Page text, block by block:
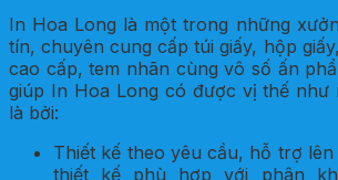
In Hoa Long là một trong những
tín, chuyên cung cấp túi giấy, hộp
cao cấp, tem nhãn cùng vô số ấn
giúp In Hoa Long có được vị thế như
là bởi:
Thiết kế theo yêu cầu, hỗ trợ
thiết kế phù hợp với phân